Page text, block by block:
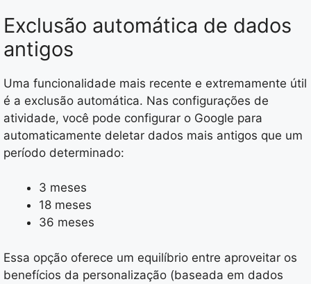
Exclusão automática de dados
antigos
Uma funcionalidade mais recente e extremamente útil
é a exclusão automática. Nas configurações de
atividade, você pode configurar o Google para
automaticamente deletar dados mais antigos que um
período determinado:
3 meses
18 meses
36 meses
Essa opção oferece um equilíbrio entre aproveitar os
benefícios da personalização (baseada em dados